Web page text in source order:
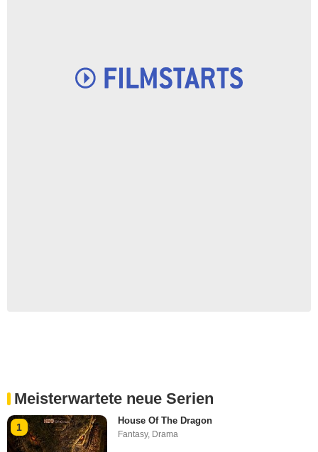
Meisterwartete neue Serien
1
House Of The Dragon
Fantasy, Drama